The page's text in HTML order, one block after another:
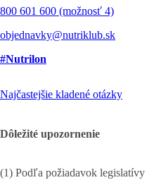
800 601 600 (možnosť 4)
objednavky@nutriklub.sk
#Nutrilon
Najčastejšie kladené otázky
Dôležité upozornenie
(1) Podľa požiadavok legislatívy